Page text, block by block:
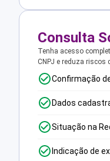
Consulta
Tenha acesso
CNPJ e reduza riscos
Confirmação
Dados
Situação na
Indicação de